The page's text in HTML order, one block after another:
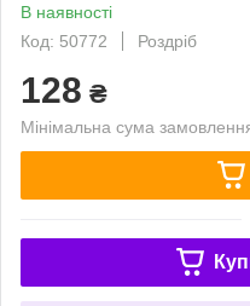
В наявності
Код: 50772
Роздріб
128 ₴
Мінімальна сума